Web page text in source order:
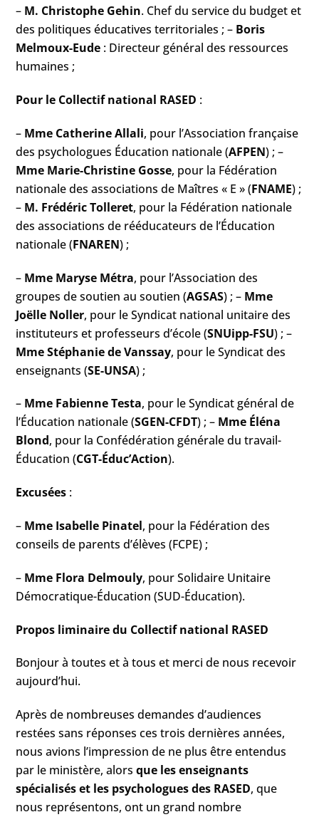
– M. Christophe Gehin. Chef du service du budget et
des politiques éducatives territoriales ; – Boris
Melmoux-Eude : Directeur général des ressources
humaines ;
Pour le Collectif national RASED :
– Mme Catherine Allali, pour l’Association française
des psychologues Éducation nationale (AFPEN) ; –
Mme Marie-Christine Gosse, pour la Fédération
nationale des associations de Maîtres « E » (FNAME) ;
– M. Frédéric Tolleret, pour la Fédération nationale
des associations de rééducateurs de l’Éducation
nationale (FNAREN) ;
– Mme Maryse Métra, pour l’Association des
groupes de soutien au soutien (AGSAS) ; – Mme
Joëlle Noller, pour le Syndicat national unitaire des
instituteurs et professeurs d’école (SNUipp-FSU) ; –
Mme Stéphanie de Vanssay, pour le Syndicat des
enseignants (SE-UNSA) ;
– Mme Fabienne Testa, pour le Syndicat général de
l’Éducation nationale (SGEN-CFDT) ; – Mme Éléna
Blond, pour la Confédération générale du travail-
Éducation (CGT-Éduc’Action).
Excusées :
– Mme Isabelle Pinatel, pour la Fédération des
conseils de parents d’élèves (FCPE) ;
– Mme Flora Delmouly, pour Solidaire Unitaire
Démocratique-Éducation (SUD-Éducation).
Propos liminaire du Collectif national RASED
Bonjour à toutes et à tous et merci de nous recevoir
aujourd’hui.
Après de nombreuses demandes d’audiences
restées sans réponses ces trois dernières années,
nous avions l’impression de ne plus être entendus
par le ministère, alorsque les enseignants
spécialisés et les psychologues des RASED, que
nous représentons, ont un grand nombre